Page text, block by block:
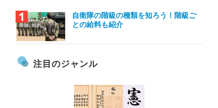
自衛隊の階級の種類を知ろう！階級ご
との給料も紹介
注目のジャンル